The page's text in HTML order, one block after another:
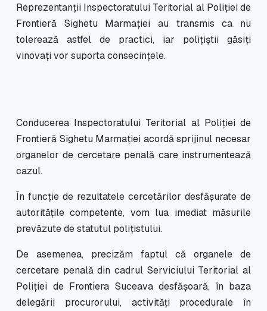
Reprezentanții Inspectoratului Teritorial al Poliției de
Frontieră Sighetu Marmației au transmis ca nu
tolerează astfel de practici, iar polițiștii găsiți
vinovați vor suporta consecințele.
Conducerea Inspectoratului Teritorial al Poliției de
Frontieră Sighetu Marmației acordă sprijinul necesar
organelor de cercetare penală care instrumentează
cazul.
În funcție de rezultatele cercetărilor desfășurate de
autoritățile competente, vom lua imediat măsurile
prevăzute de statutul polițistului.
De asemenea, precizăm faptul că organele de
cercetare penală din cadrul Serviciului Teritorial al
Poliției de Frontiera Suceava desfășoară, în baza
delegării procurorului, activități procedurale în